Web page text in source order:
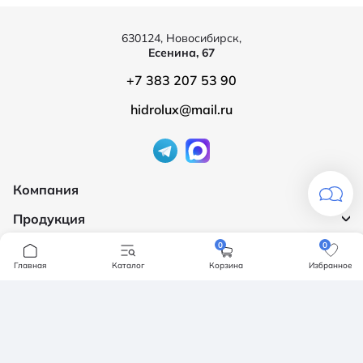
Компания
О компании
Бренды
Доставка и оплата
Продукция
Ванны
Мебель для ванной
630124, Новосибирск,
Есенина, 67
+7 383 207 53 90
hidrolux@mail.ru
Главная Каталог
0
Корзина
0
Избранное